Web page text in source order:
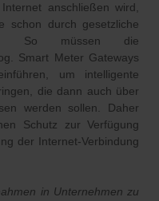
anschließen wird,
schon durch gesetzliche
So müssen die
Smart Meter Gateways
um intelligente
die dann auch über
werden sollen. Daher
Schutz zur Verfügung
der Internet-Verbindung
in Unternehmen zu